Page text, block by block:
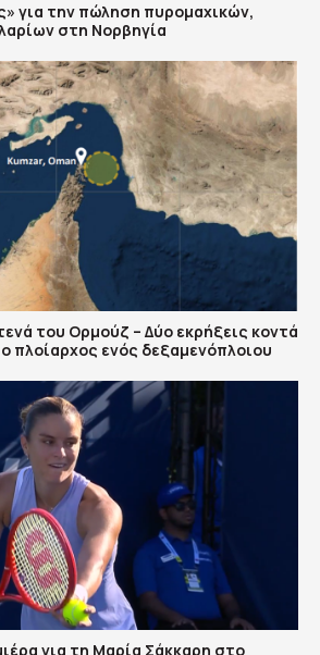
για την πώληση πυρομαχικών,
στη Νορβηγία
του Ορμούζ – Δύο εκρήξεις κοντά
πλοίαρχος ενός δεξαμενόπλοιου
για τη Μαρία Σάκκαρη στο